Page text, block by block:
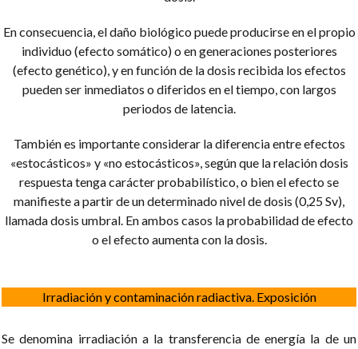
En consecuencia, el daño biológico puede producirse en el propio
individuo (efecto somático) o en generaciones posteriores
(efecto genético), y en función de la dosis recibida los efectos
pueden ser inmediatos o diferidos en el tiempo, con largos
periodos de latencia.
También es importante considerar la diferencia entre efectos
«estocásticos» y «no estocásticos», según que la relación dosis
respuesta tenga carácter probabilístico, o bien el efecto se
manifieste a partir de un determinado nivel de dosis (0,25 Sv),
llamada dosis umbral. En ambos casos la probabilidad de efecto
o el efecto aumenta con la dosis.
Irradiación y contaminación radiactiva. Exposición
Se denomina irradiación a la transferencia de energía la de un